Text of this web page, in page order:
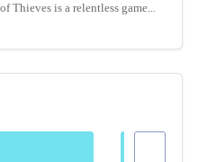
of Thieves is a relentless game...